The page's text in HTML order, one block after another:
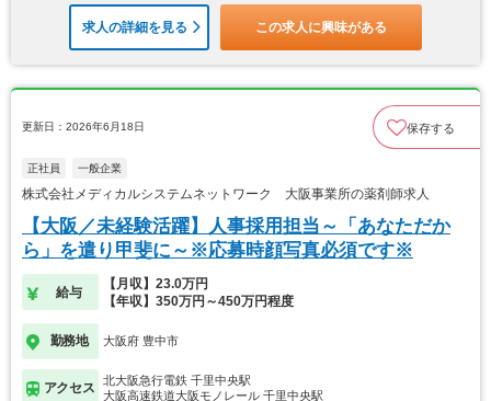
求人の詳細を見る この求人に興味がある
更新日：2026年6月18日 保存する
正社員 一般企業
株式会社メディカルシステムネットワーク 大阪事業所の薬剤師求人
【大阪／未経験活躍】人事採用担当～「あなただか
ら」を遣り甲斐に～※応募時顔写真必須です※
給与
【月収】23.0万円
【年収】350万円～450万円程度
勤務地 大阪府 豊中市
アクセス
北大阪急行電鉄 千里中央駅
大阪高速鉄道大阪モノレール 千里中央駅